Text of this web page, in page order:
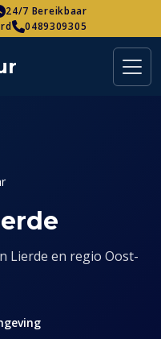
24/7 Bereikbaar
0489309305
Lierde en regio Oost-